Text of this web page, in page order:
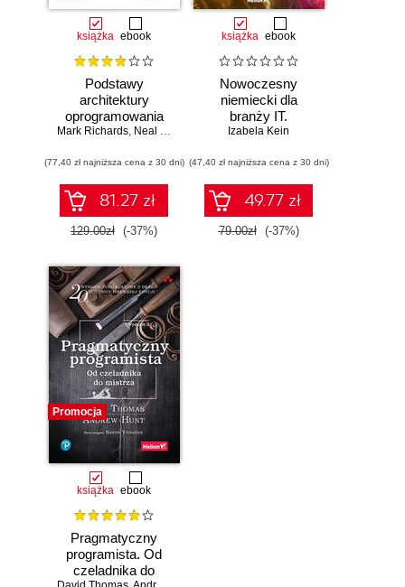
książka ebook
Podstawy
architektury
oprogramowania
dla inżynierów.
Mark Richards, Neal Ford
(77,40 zł najniższa cena z 30 dni)
81.27 zł
129.00zł (-37%)
książka ebook
Nowoczesny
niemiecki dla
branży IT.
Praktyczne
ćwiczenia
Izabela Kein
(47,40 zł najniższa cena z 30 dni)
49.77 zł
79.00zł (-37%)
Promocja
książka ebook
Pragmatyczny
programista. Od
czeladnika do